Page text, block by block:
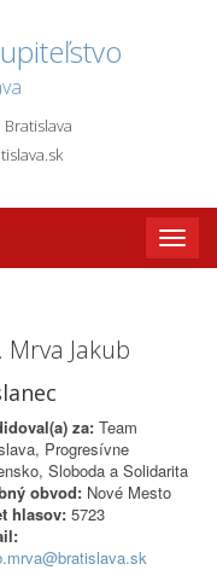
Toggle
Mrva Jakub
za: Team
Progresívne
Sloboda a Solidarita
obvod: Nové Mesto
hlasov: 5723